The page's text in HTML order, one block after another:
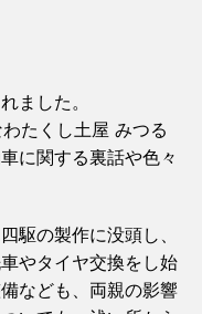
ました。
たくし土屋 みつる
に関する裏話や色々
駆の製作に没頭し、
やタイヤ交換をし始
なども、両親の影響